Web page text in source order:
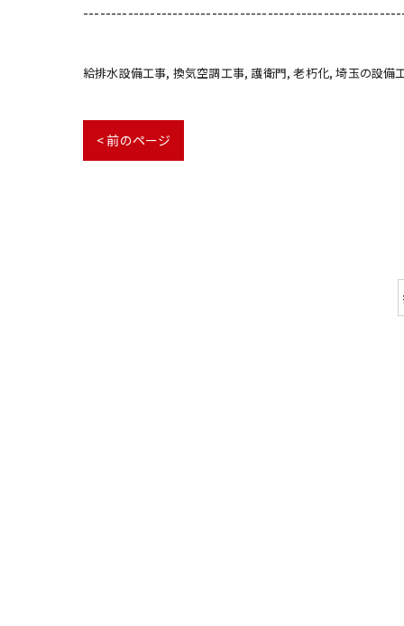
給排水設備工事 換気空調工事 護衛門 老朽化 埼玉の設備
< 前のページ